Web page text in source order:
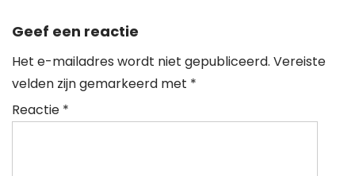
Geef een reactie
Het e-mailadres wordt niet gepubliceerd. Vereiste
velden zijn gemarkeerd met *
Reactie *